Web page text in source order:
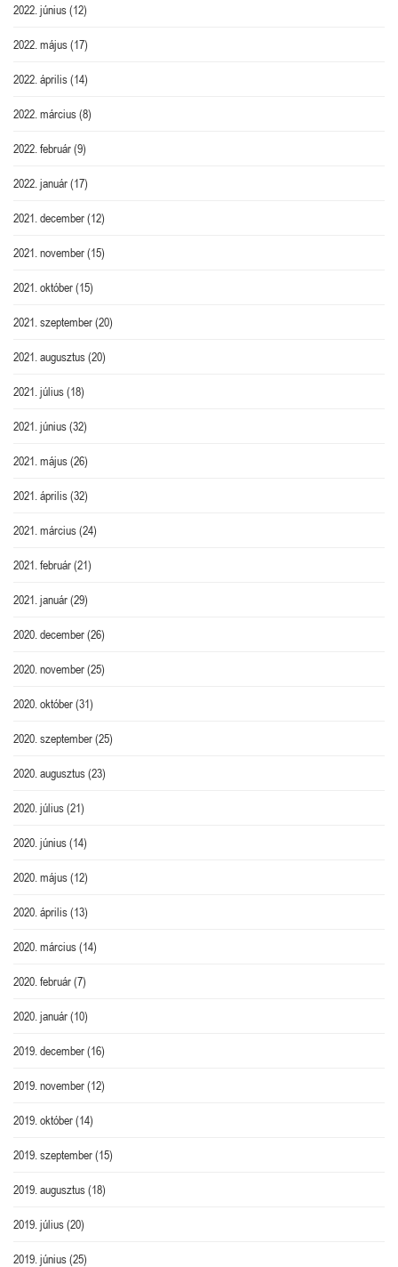
2022. június(12)
2022. május(17)
2022. április(14)
2022. március(8)
2022. február(9)
2022. január(17)
2021. december(12)
2021. november(15)
2021. október(15)
2021. szeptember(20)
2021. augusztus(20)
2021. július(18)
2021. június(32)
2021. május(26)
2021. április(32)
2021. március(24)
2021. február(21)
2021. január(29)
2020. december(26)
2020. november(25)
2020. október(31)
2020. szeptember(25)
2020. augusztus(23)
2020. július(21)
2020. június(14)
2020. május(12)
2020. április(13)
2020. március(14)
2020. február(7)
2020. január(10)
2019. december(16)
2019. november(12)
2019. október(14)
2019. szeptember(15)
2019. augusztus(18)
2019. július(20)
2019. június(25)